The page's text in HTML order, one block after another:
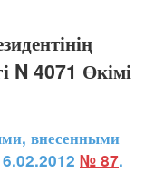
N 4071 Өкімі
внесенными
№ 87.